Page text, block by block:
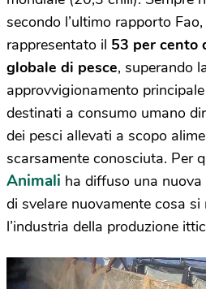
secondo l’ultimo rapporto Fao,
rappresentato il 53 per cento
globale di pesce, superando
approvvigionamento
destinati a consumo umano
dei pesci allevati a scopo
scarsamente conosciuta. Per
Animali ha diffuso una nuova
di svelare nuovamente cosa
l’industria della produzione